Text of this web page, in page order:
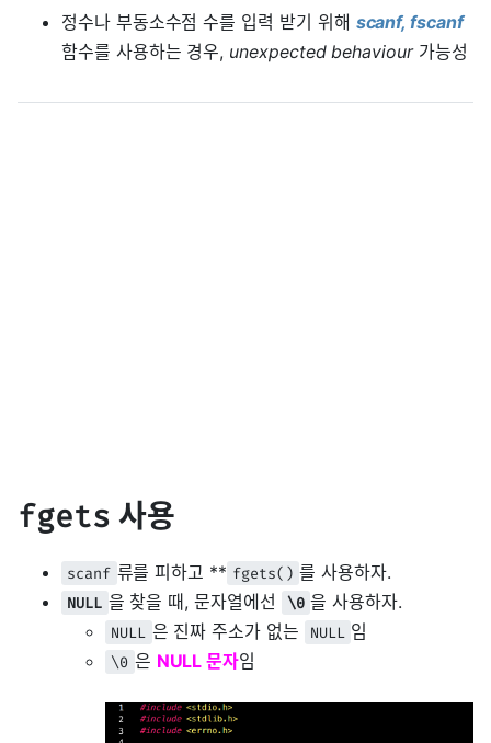
정수나 부동소수점 수를 입력 받기 위해 scanf, fscanf
함수를 사용하는 경우, unexpected behaviour가능성
fgets 사용
scanf 류를 피하고 ** fgets() 를 사용하자.
NULL 을 찾을 때, 문자열에선 \0 을 사용하자.
NULL 은 진짜 주소가 없는 NULL 임
\0 은 NULL 문자임